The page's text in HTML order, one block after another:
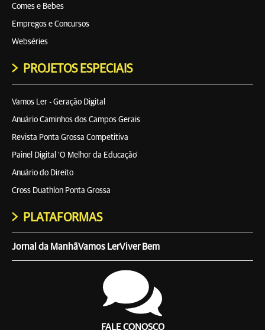
Comes e Bebes
Empregos e Concursos
Webséries
PROJETOS ESPECIAIS
Vamos Ler - Geração Digital
Anuário Caminhos dos Campos Gerais
Revista Ponta Grossa Competitiva
Painel Digital 'O Melhor da Educação'
Anuário do Direito
Cross Duathlon Ponta Grossa
PLATAFORMAS
Jornal da ManhãVamos LerViver Bem
FALE CONOSCO